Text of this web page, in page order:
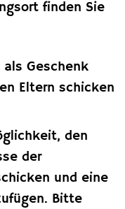
finden Sie
Geschenk
Eltern schicken
den
der
und eine
Bitte